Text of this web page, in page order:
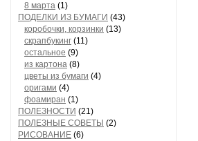
8 марта (1)
ПОДЕЛКИ ИЗ БУМАГИ (43)
коробочки, корзинки (13)
скрапбукинг (11)
остальное (9)
из картона (8)
цветы из бумаги (4)
оригами (4)
фоамиран (1)
ПОЛЕЗНОСТИ (21)
ПОЛЕЗНЫЕ СОВЕТЫ (2)
РИСОВАНИЕ (6)